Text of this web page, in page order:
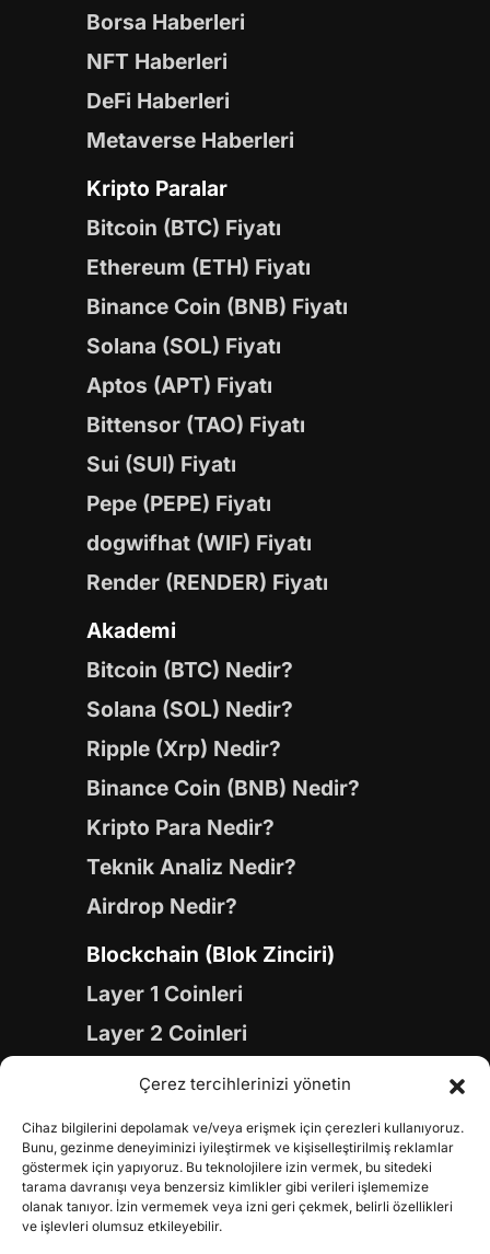
Çerez tercihlerinizi yönetin
Cihaz bilgilerini depolamak ve/veya erişmek için çerezleri kullanıyoruz.
Bunu, gezinme deneyiminizi iyileştirmek ve kişiselleştirilmiş reklamlar
göstermek için yapıyoruz. Bu teknolojilere izin vermek, bu sitedeki
tarama davranışı veya benzersiz kimlikler gibi verileri işlememize
olanak tanıyor. İzin vermemek veya izni geri çekmek, belirli özellikleri
ve işlevleri olumsuz etkileyebilir.
Borsa Haberleri
NFT Haberleri
DeFi Haberleri
Metaverse Haberleri
Kripto Paralar
Bitcoin (BTC) Fiyatı
Ethereum (ETH) Fiyatı
Binance Coin (BNB) Fiyatı
Solana (SOL) Fiyatı
Aptos (APT) Fiyatı
Bittensor (TAO) Fiyatı
Sui (SUI) Fiyatı
Pepe (PEPE) Fiyatı
dogwifhat (WIF) Fiyatı
Render (RENDER) Fiyatı
Akademi
Bitcoin (BTC) Nedir?
Solana (SOL) Nedir?
Ripple (Xrp) Nedir?
Binance Coin (BNB) Nedir?
Kripto Para Nedir?
Teknik Analiz Nedir?
Airdrop Nedir?
Blockchain (Blok Zinciri)
Layer 1 Coinleri
Layer 2 Coinleri
Yapay Zeka (AI) Coinleri
Gaming Coinleri
RWA Coinleri
DeFi Coinleri